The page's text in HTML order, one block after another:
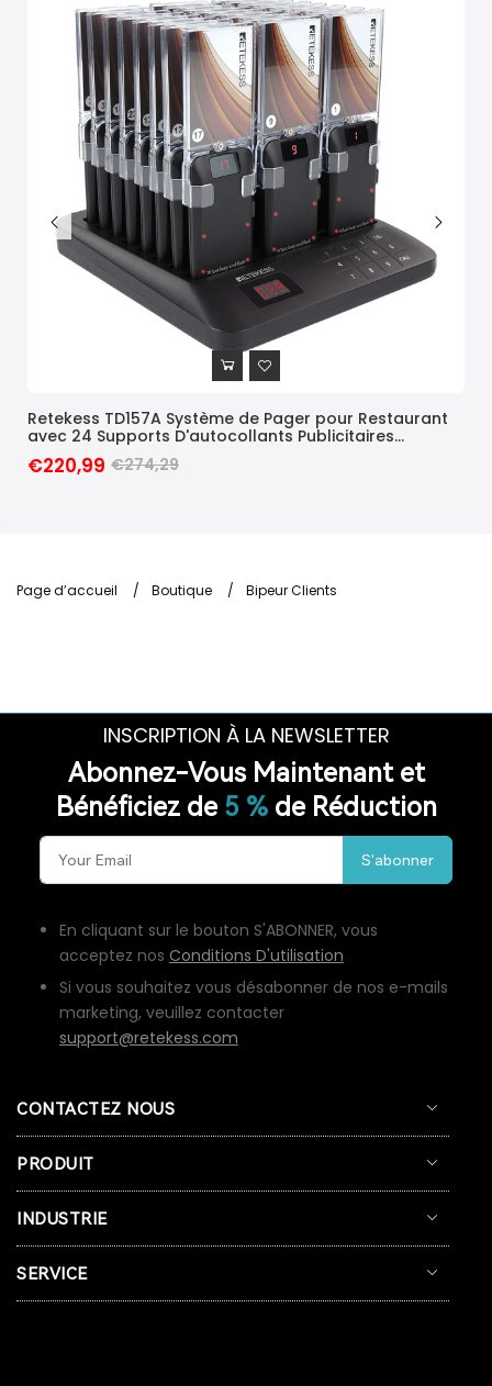
Retekess TD157A Système de Pager pour Restaurant
avec 24 Supports D'autocollants Publicitaires
Remplaçables
€220,99 €274,29
Page d’accueil / Boutique / Bipeur Clients
INSCRIPTION À LA NEWSLETTER
Abonnez-Vous Maintenant et
Bénéficiez de 5 %de Réduction
S'abonner
En cliquant sur le bouton S'ABONNER, vous
acceptez nos Conditions D'utilisation
Si vous souhaitez vous désabonner de nos e-mails
marketing, veuillez contacter
support@retekess.com
CONTACTEZ NOUS
PRODUIT
INDUSTRIE
SERVICE